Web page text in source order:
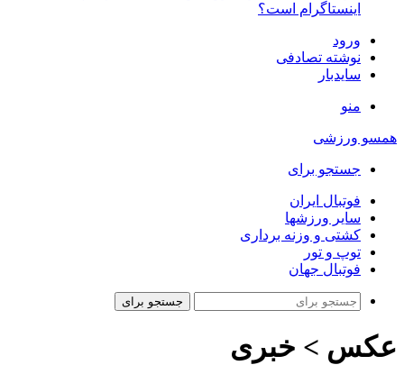
اینستاگرام است؟
ورود
نوشته تصادفی
سایدبار
منو
همسو ورزشی
جستجو برای
فوتبال ایران
سایر ورزشها
کشتی و وزنه برداری
توپ و تور
فوتبال جهان
جستجو برای
عکس > خبری